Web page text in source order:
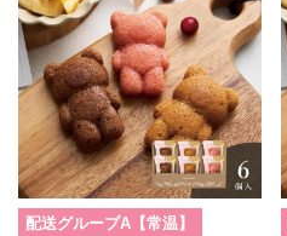
配送グループA【常温】